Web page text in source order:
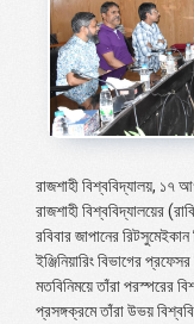
রাজশাহী বিশ্ববিদ্যালয়, ১৭
রাজশাহী বিশ্ববিদ্যালয়ের
রবিবার জাপানের
ইঞ্জিনিয়ারিং বিভাগের
মতবিনিময়ে তাঁরা পরস্পরের
প্রসঙ্গক্রমে তাঁরা উভয়